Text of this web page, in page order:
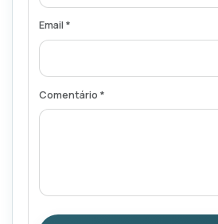
Email *
Comentário *